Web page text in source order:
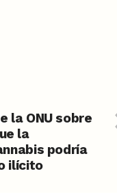
la ONU sobre
la
podría
ilícito